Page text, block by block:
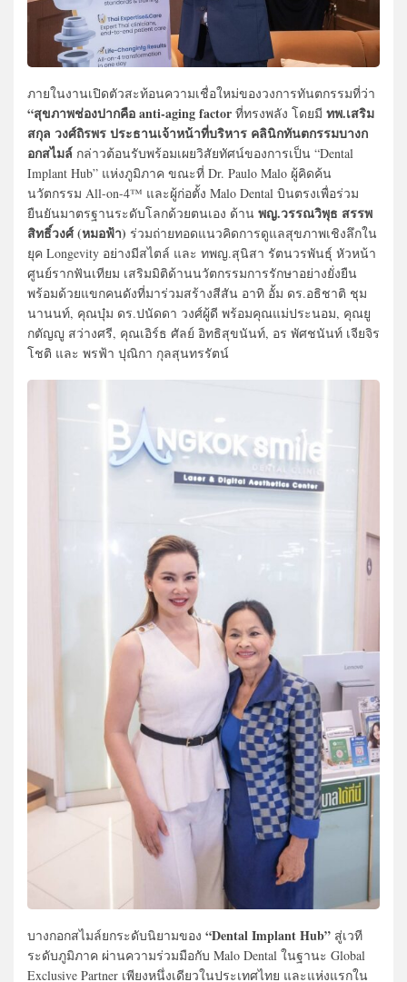
ภายในงานเปิดตัวสะท้อนความเชื่อใหม่ของวงการทันตกรรมที่ว่า
“สุขภาพช่องปากคือ anti-aging factor ที่ทรงพลัง โดยมี ทพ.เสริม
สกุล วงศ์ถิรพร ประธานเจ้าหน้าที่บริหาร คลินิกทันตกรรมบางก
อกสไมล์ กล่าวต้อนรับพร้อมเผยวิสัยทัศน์ของการเป็น “Dental
Implant Hub” แห่งภูมิภาค ขณะที่ Dr. Paulo Malo ผู้คิดค้น
นวัตกรรม All-on-4™ และผู้ก่อตั้ง Malo Dental บินตรงเพื่อร่วม
ยืนยันมาตรฐานระดับโลกด้วยตนเอง ด้าน พญ.วรรณวิพุธ สรรพ
สิทธิ์วงศ์ (หมอฟ้า) ร่วมถ่ายทอดแนวคิดการดูแลสุขภาพเชิงลึกใน
ยุค Longevity อย่างมีสไตล์ และ ทพญ.สุนิสา รัตนวรพันธุ์ หัวหน้า
ศูนย์รากฟันเทียม เสริมมิติด้านนวัตกรรมการรักษาอย่างยั่งยืน
พร้อมด้วยแขกคนดังที่มาร่วมสร้างสีสัน อาทิ อั้ม ดร.อธิชาติ ชุม
นานนท์, คุณบุ๋ม ดร.ปนัดดา วงศ์ผู้ดี พร้อมคุณแม่ประนอม, คุณยู
กตัญญู สว่างศรี, คุณเอิร์ธ ศัลย์ อิทธิสุขนันท์, อร พัศชนันท์ เจียจิร
โชติ และ พรฟ้า ปุณิกา กุลสุนทรรัตน์
บางกอกสไมล์ยกระดับนิยามของ “Dental Implant Hub” สู่เวที
ระดับภูมิภาค ผ่านความร่วมมือกับ Malo Dental ในฐานะ Global
Exclusive Partner เพียงหนึ่งเดียวในประเทศไทย และแห่งแรกใน